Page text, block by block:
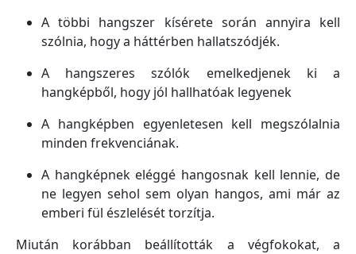
A többi hangszer kísérete során annyira kell
szólnia, hogy a háttérben hallatszódjék.
A hangszeres szólók emelkedjenek ki a
hangképből, hogy jól hallhatóak legyenek
A hangképben egyenletesen kell megszólalnia
minden frekvenciának.
A hangképnek eléggé hangosnak kell lennie, de
ne legyen sehol sem olyan hangos, ami már az
emberi fül észlelését torzítja.
Miután korábban beállították a végfokokat, a